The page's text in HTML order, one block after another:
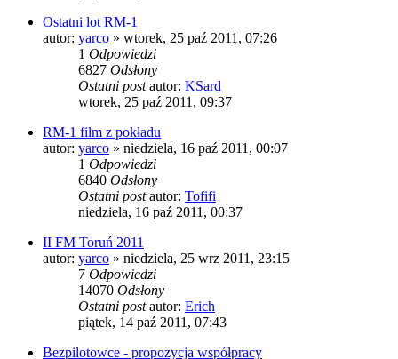
Ostatni lot RM-1
autor: yarco » wtorek, 25 paź 2011, 07:26
1 Odpowiedzi
6827 Odsłony
Ostatni postautor: KSard
wtorek, 25 paź 2011, 09:37
RM-1 film z pokładu
autor: yarco » niedziela, 16 paź 2011, 00:07
1 Odpowiedzi
6840 Odsłony
Ostatni postautor: Tofifi
niedziela, 16 paź 2011, 00:37
II FM Toruń 2011
autor: yarco » niedziela, 25 wrz 2011, 23:15
7 Odpowiedzi
14070 Odsłony
Ostatni postautor: Erich
piątek, 14 paź 2011, 07:43
Bezpilotowce - propozycja współpracy